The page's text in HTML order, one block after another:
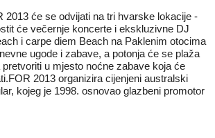
2013 će se odvijati na tri hvarske lokacije -
će večernje koncerte i ekskluzivne DJ
i carpe diem Beach na Paklenim otocima
ugode i zabave, a potonja će se plaža
u mjesto noćne zabave koja će
2013 organizira cijenjeni australski
kojeg je 1998. osnovao glazbeni promotor